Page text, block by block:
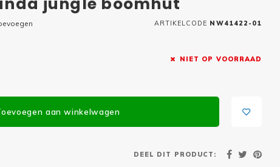
ARTIKELCODE NW41422-01
NIET OP VOORRAAD
aan winkelwagen
DEEL DIT PRODUCT: